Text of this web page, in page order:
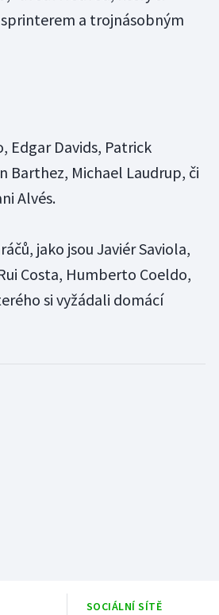
a trojnásobným
Edgar Davids, Patrick
Barthez, Michael Laudrup, či
Alvés.
jako jsou Javiér Saviola,
Costa, Humberto Coeldo,
si vyžádali domácí
SOCIÁLNÍ SÍTĚ